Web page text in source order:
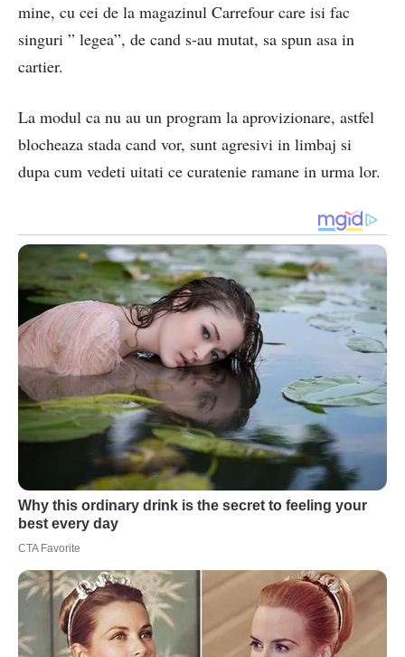
mine, cu cei de la magazinul Carrefour care isi fac
singuri ” legea”, de cand s-au mutat, sa spun asa in
cartier.
La modul ca nu au un program la aprovizionare, astfel
blocheaza stada cand vor, sunt agresivi in limbaj si
dupa cum vedeti uitati ce curatenie ramane in urma lor.